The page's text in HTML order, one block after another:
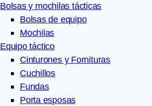
Bolsas y mochilas tácticas
Bolsas de equipo
Mochilas
Equipo táctico
Cinturones y Fornituras
Cuchillos
Fundas
Porta esposas